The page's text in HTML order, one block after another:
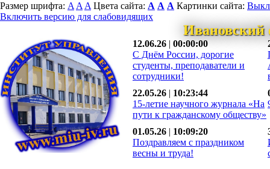
Размер шрифта: A A A Цвета сайта: A A A Картинки сайта: Выкл
Включить версию для слабовидящих
12.06.26 | 00:00:00
С Днём России, дорогие
студенты, преподаватели и
сотрудники!
22.05.26 | 10:23:44
15-летие научного журнала «На
пути к гражданскому обществу»
01.05.26 | 10:09:20
Поздравляем с праздником
весны и труда!